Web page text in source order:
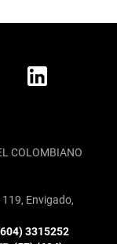
COLOMBIANO
119, Envigado,
3315252